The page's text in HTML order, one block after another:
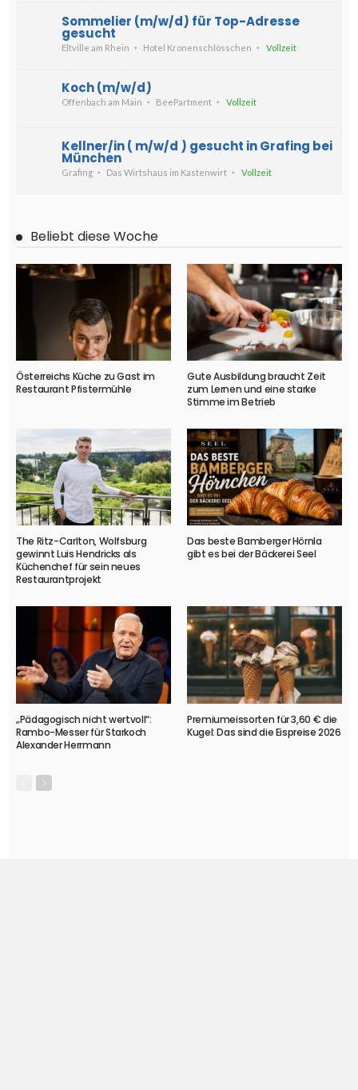
Sommelier (m/w/d) für Top-Adresse
gesucht
Eltville am Rhein Hotel Kronenschlösschen Vollzeit
Koch (m/w/d)
Offenbach am Main BeePartment Vollzeit
Kellner/in ( m/w/d ) gesucht in Grafing bei
München
Grafing Das Wirtshaus im Kastenwirt Vollzeit
Beliebt diese Woche
Österreichs Küche zu Gast im
Restaurant Pfistermühle
Gute Ausbildung braucht Zeit
zum Lernen und eine starke
Stimme im Betrieb
The Ritz-Carlton, Wolfsburg
gewinnt Luis Hendricks als
Küchenchef für sein neues
Restaurantprojekt
Das beste Bamberger Hörnla
gibt es bei der Bäckerei Seel
„Pädagogisch nicht wertvoll“:
Rambo-Messer für Starkoch
Alexander Herrmann
Premiumeissorten für 3,60 € die
Kugel: Das sind die Eispreise 2026